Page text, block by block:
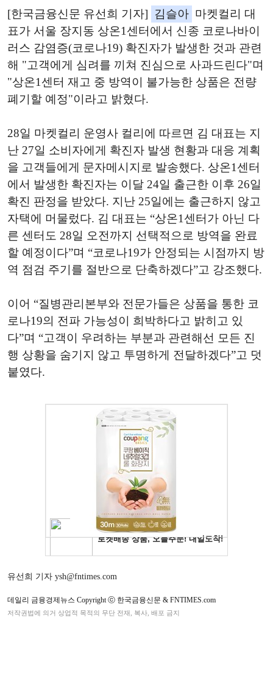
[한국금융신문 유선희 기자] 김슬아 마켓컬리 대
표가 서울 장지동 상온1센터에서 신종 코로나바이
러스 감염증(코로나19) 확진자가 발생한 것과 관련
해 "고객에게 심려를 끼쳐 진심으로 사과드린다"며
"상온1센터 재고 중 방역이 불가능한 상품은 전량
폐기할 예정"이라고 밝혔다.
28일 마켓컬리 운영사 컬리에 따르면 김 대표는 지
난 27일 소비자에게 확진자 발생 현황과 대응 계획
을 고객들에게 문자메시지로 발송했다. 상온1센터
에서 발생한 확진자는 이달 24일 출근한 이후 26일
확진 판정을 받았다. 지난 25일에는 출근하지 않고
자택에 머물렀다. 김 대표는 “상온1센터가 아닌 다
른 센터도 28일 오전까지 선택적으로 방역을 완료
할 예정이다”며 “코로나19가 안정되는 시점까지 방
역 점검 주기를 절반으로 단축하겠다”고 강조했다.
이어 “질병관리본부와 전문가들은 상품을 통한 코
로나19의 전파 가능성이 희박하다고 밝히고 있
다”며 “고객이 우려하는 부분과 관련해선 모든 진
행 상황을 숨기지 않고 투명하게 전달하겠다”고 덧
붙였다.
유선희 기자 ysh@fntimes.com
데일리 금융경제뉴스 Copyright ⓒ 한국금융신문 & FNTIMES.com
저작권법에 의거 상업적 목적의 무단 전재, 복사, 배포 금지